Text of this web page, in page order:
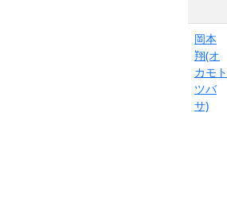
岡本
翔(オ
カモト
ツバ
サ)